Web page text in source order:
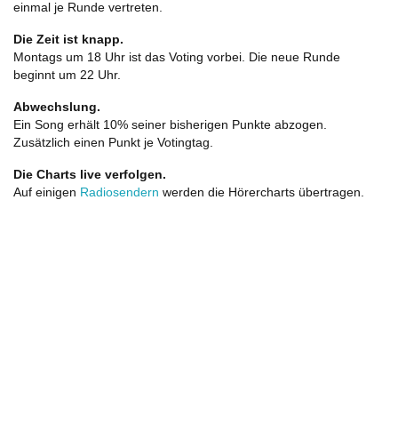
einmal je Runde vertreten.
Die Zeit ist knapp.
Montags um 18 Uhr ist das Voting vorbei. Die neue Runde
beginnt um 22 Uhr.
Abwechslung.
Ein Song erhält 10% seiner bisherigen Punkte abzogen.
Zusätzlich einen Punkt je Votingtag.
Die Charts live verfolgen.
Auf einigen Radiosendern werden die Hörercharts übertragen.